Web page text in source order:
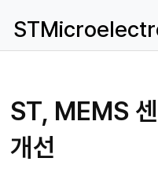
ST, MEMS
개선